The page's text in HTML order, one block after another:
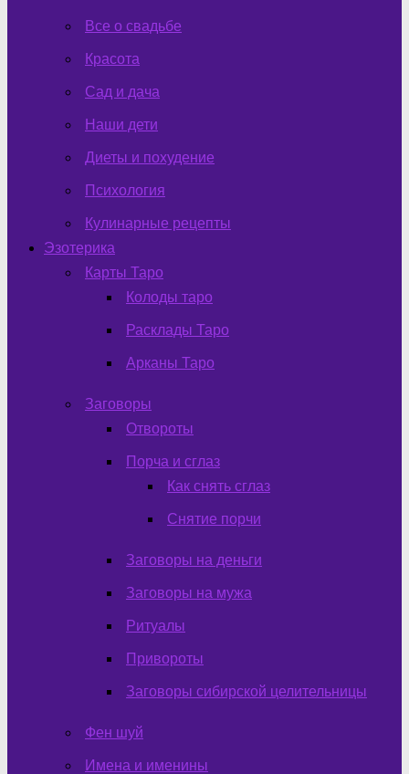
Все о свадьбе
Красота
Сад и дача
Наши дети
Диеты и похудение
Психология
Кулинарные рецепты
Эзотерика
Карты Таро
Колоды таро
Расклады Таро
Арканы Таро
Заговоры
Отвороты
Порча и сглаз
Как снять сглаз
Снятие порчи
Заговоры на деньги
Заговоры на мужа
Ритуалы
Привороты
Заговоры сибирской целительницы
Фен шуй
Имена и именины